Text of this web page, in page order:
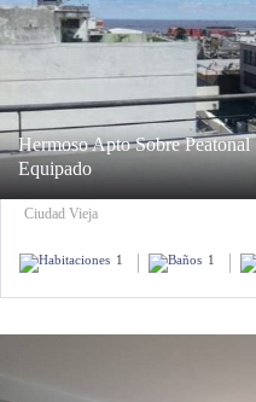
Hermoso Apto Sobre Peatonal
Equipado
Ciudad Vieja
1 1